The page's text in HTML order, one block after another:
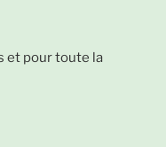
et pour toute la